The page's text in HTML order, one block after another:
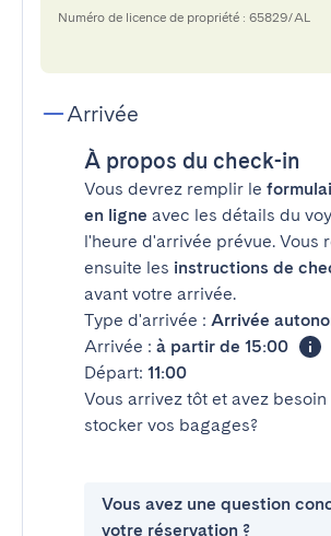
Numéro de licence de propriété : 65829/AL
Arrivée
À propos du check-in
Vous devrez remplir le
en ligne avec les détails du
l'heure d'arrivée prévue. Vous
ensuite les instructions de
avant votre arrivée.
Type d'arrivée : Arrivée
Arrivée : à partir de 15:00
Départ: 11:00
Vous arrivez tôt et avez besoin
stocker vos bagages?
Vous avez une question
votre réservation ?